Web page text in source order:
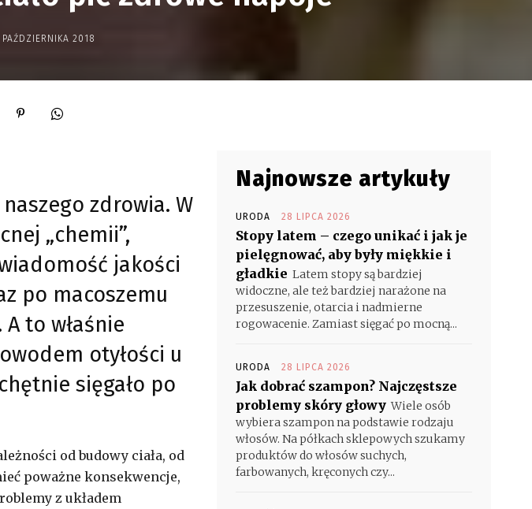
2018
zdrowia. W
„chemii”,
jakości
po macoszemu
to właśnie
otyłości u
sięgało po
od budowy ciała, od
poważne konsekwencje,
z układem
Najnowsze artykuły
URODA 28 LIPCA 2026
Stopy latem – czego unikać i jak je
pielęgnować, aby były miękkie i
gładkie Latem stopy są bardziej
widoczne, ale też bardziej narażone na
przesuszenie, otarcia i nadmierne
rogowacenie. Zamiast sięgać po mocną...
URODA 28 LIPCA 2026
Jak dobrać szampon? Najczęstsze
problemy skóry głowy Wiele osób
wybiera szampon na podstawie rodzaju
włosów. Na półkach sklepowych szukamy
produktów do włosów suchych,
farbowanych, kręconych czy...